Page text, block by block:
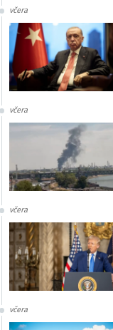
včera
včera
včera
včera